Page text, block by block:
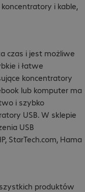
i kable,
czas i jest możliwe
i łatwe
koncentratory
lub komputer ma
i szybko
USB. W sklepie
USB
StarTech.com, Hama
produktów